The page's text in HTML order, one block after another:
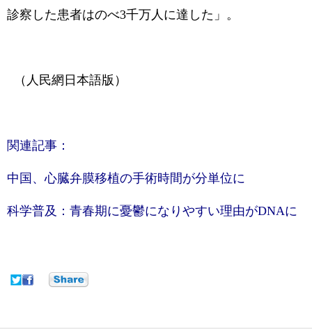
診察した患者はのべ3千万人に達した」。
（人民網日本語版）
関連記事：
中国、心臓弁膜移植の手術時間が分単位に
科学普及：青春期に憂鬱になりやすい理由がDNAに